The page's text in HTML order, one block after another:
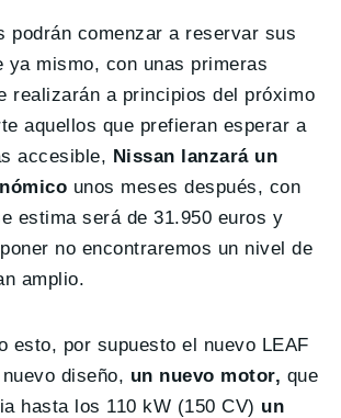
podrán comenzar a reservar sus
ya mismo, con unas primeras
realizarán a principios del próximo
aquellos que prefieran esperar a
accesible, Nissan lanzará un
unos meses después, con
estima será de 31.950 euros y
no encontraremos un nivel de
amplio.
esto, por supuesto el nuevo LEAF
diseño, un nuevo motor, que
hasta los 110 kW (150 CV) un